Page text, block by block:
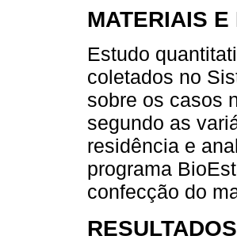
MATERIAIS E
Estudo
coletados no
sobre os casos
segundo as
residência e
programa
confecção do